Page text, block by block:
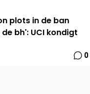
plots in de ban
bh': UCI kondigt
0